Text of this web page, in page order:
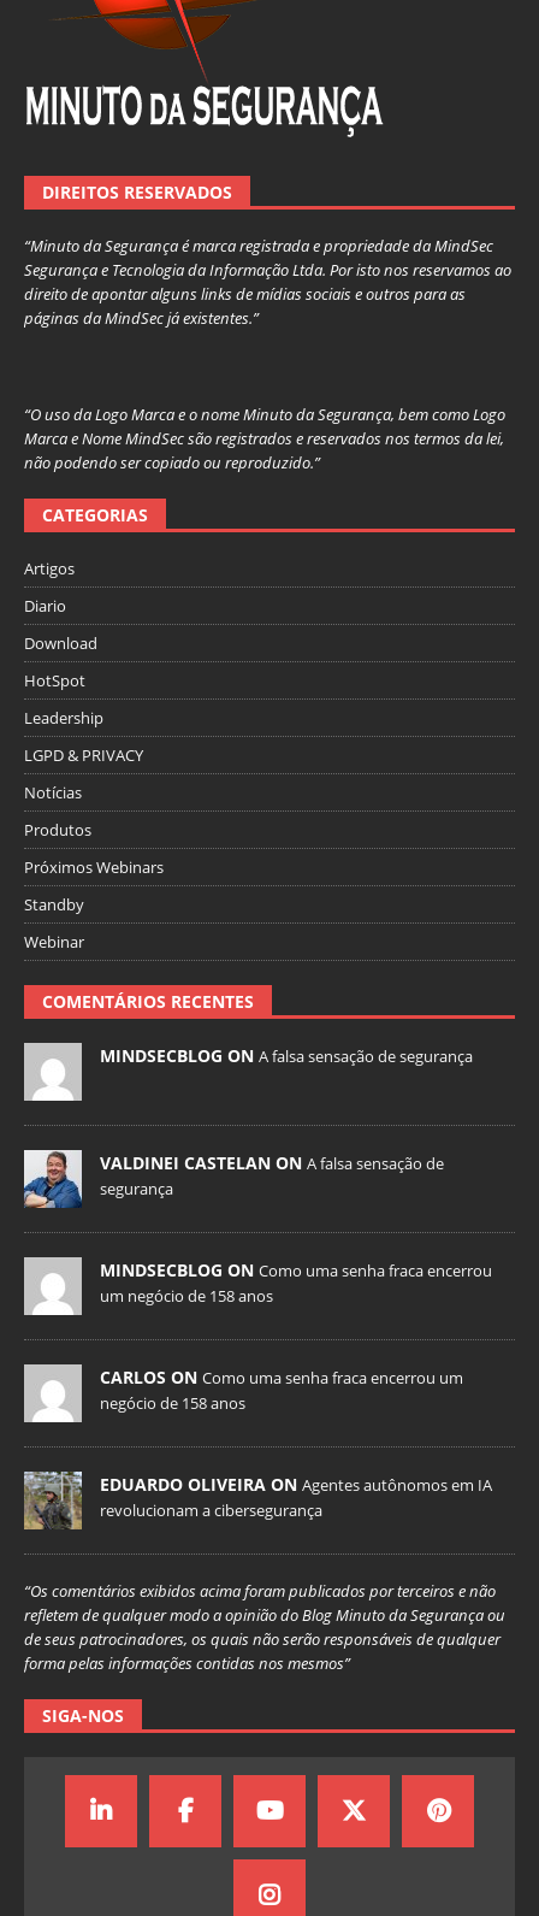
DIREITOS RESERVADOS
“Minuto da Segurança é marca registrada e propriedade da MindSec
Segurança e Tecnologia da Informação Ltda. Por isto nos reservamos ao
direito de apontar alguns links de mídias sociais e outros para as
páginas da MindSec já existentes.”
“O uso da Logo Marca e o nome Minuto da Segurança, bem como Logo
Marca e Nome MindSec são registrados e reservados nos termos da lei,
não podendo ser copiado ou reproduzido.”
CATEGORIAS
Artigos
Diario
Download
HotSpot
Leadership
LGPD & PRIVACY
Notícias
Produtos
Próximos Webinars
Standby
Webinar
COMENTÁRIOS RECENTES
MINDSECBLOG ON A falsa sensação de segurança
VALDINEI CASTELAN ON A falsa sensação de
segurança
MINDSECBLOG ON Como uma senha fraca encerrou
um negócio de 158 anos
CARLOS ON Como uma senha fraca encerrou um
negócio de 158 anos
EDUARDO OLIVEIRA ON Agentes autônomos em IA
revolucionam a cibersegurança
“Os comentários exibidos acima foram publicados por terceiros e não
refletem de qualquer modo a opinião do Blog Minuto da Segurança ou
de seus patrocinadores, os quais não serão responsáveis de qualquer
forma pelas informações contidas nos mesmos”
SIGA-NOS